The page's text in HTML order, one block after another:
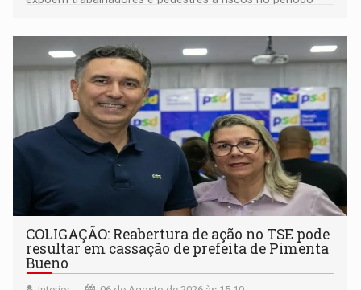
COLIGAÇÃO: Reabertura de ação no TSE pode
resultar em cassação de prefeita de Pimenta
Bueno